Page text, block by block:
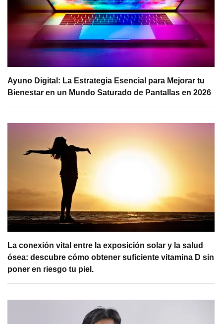
Ayuno Digital: La Estrategia Esencial para Mejorar tu
Bienestar en un Mundo Saturado de Pantallas en 2026
La conexión vital entre la exposición solar y la salud
ósea: descubre cómo obtener suficiente vitamina D sin
poner en riesgo tu piel.